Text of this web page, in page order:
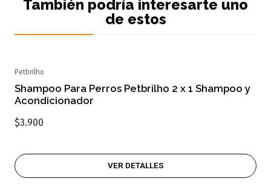
También podría interesarte uno
de estos
Petbrilho
Shampoo Para Perros Petbrilho 2 x 1 Shampoo y
Acondicionador
$3.900
VER DETALLES